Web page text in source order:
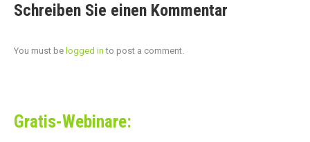
Schreiben Sie einen Kommentar
You must be logged in to post a comment.
Gratis-Webinare: